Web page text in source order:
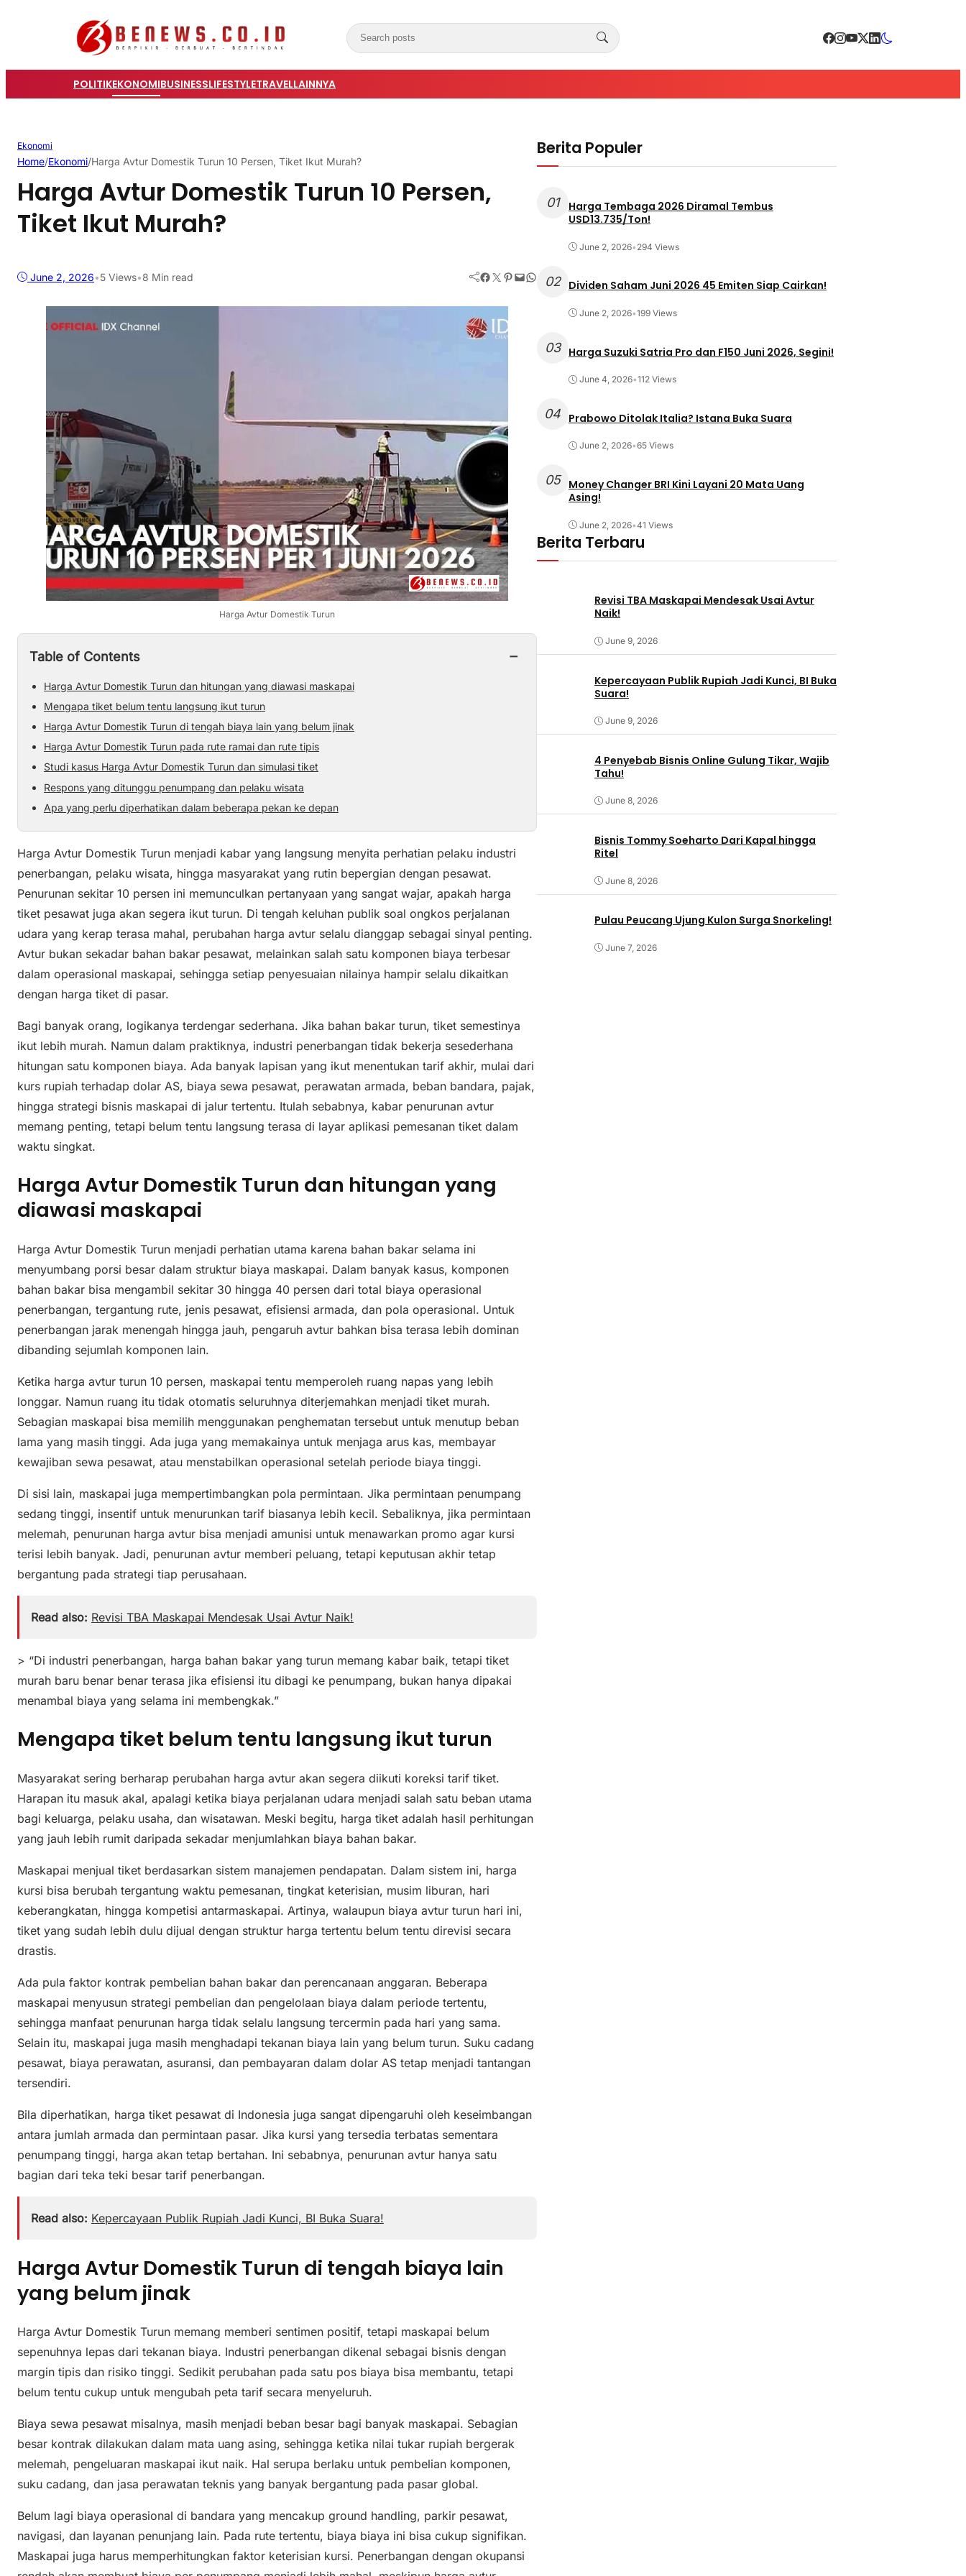
POLITIKEKONOMIBUSINESSLIFESTYLETRAVELLAINNYA
Ekonomi
Home/Ekonomi/Harga Avtur Domestik Turun 10 Persen, Tiket Ikut Murah?
Harga Avtur Domestik Turun 10 Persen,
Tiket Ikut Murah?
June 2, 2026•5 Views•8 Min read Facebook Twitter Pinterest Mail WhatsApp
Harga Avtur Domestik Turun
Table of Contents −
Harga Avtur Domestik Turun dan hitungan yang diawasi maskapai
Mengapa tiket belum tentu langsung ikut turun
Harga Avtur Domestik Turun di tengah biaya lain yang belum jinak
Harga Avtur Domestik Turun pada rute ramai dan rute tipis
Studi kasus Harga Avtur Domestik Turun dan simulasi tiket
Respons yang ditunggu penumpang dan pelaku wisata
Apa yang perlu diperhatikan dalam beberapa pekan ke depan
Harga Avtur Domestik Turun menjadi kabar yang langsung menyita perhatian pelaku industri
penerbangan, pelaku wisata, hingga masyarakat yang rutin bepergian dengan pesawat.
Penurunan sekitar 10 persen ini memunculkan pertanyaan yang sangat wajar, apakah harga
tiket pesawat juga akan segera ikut turun. Di tengah keluhan publik soal ongkos perjalanan
udara yang kerap terasa mahal, perubahan harga avtur selalu dianggap sebagai sinyal penting.
Avtur bukan sekadar bahan bakar pesawat, melainkan salah satu komponen biaya terbesar
dalam operasional maskapai, sehingga setiap penyesuaian nilainya hampir selalu dikaitkan
dengan harga tiket di pasar.
Bagi banyak orang, logikanya terdengar sederhana. Jika bahan bakar turun, tiket semestinya
ikut lebih murah. Namun dalam praktiknya, industri penerbangan tidak bekerja sesederhana
hitungan satu komponen biaya. Ada banyak lapisan yang ikut menentukan tarif akhir, mulai dari
kurs rupiah terhadap dolar AS, biaya sewa pesawat, perawatan armada, beban bandara, pajak,
hingga strategi bisnis maskapai di jalur tertentu. Itulah sebabnya, kabar penurunan avtur
memang penting, tetapi belum tentu langsung terasa di layar aplikasi pemesanan tiket dalam
waktu singkat.
Harga Avtur Domestik Turun dan hitungan yang
diawasi maskapai
Harga Avtur Domestik Turun menjadi perhatian utama karena bahan bakar selama ini
menyumbang porsi besar dalam struktur biaya maskapai. Dalam banyak kasus, komponen
bahan bakar bisa mengambil sekitar 30 hingga 40 persen dari total biaya operasional
penerbangan, tergantung rute, jenis pesawat, efisiensi armada, dan pola operasional. Untuk
penerbangan jarak menengah hingga jauh, pengaruh avtur bahkan bisa terasa lebih dominan
dibanding sejumlah komponen lain.
Ketika harga avtur turun 10 persen, maskapai tentu memperoleh ruang napas yang lebih
longgar. Namun ruang itu tidak otomatis seluruhnya diterjemahkan menjadi tiket murah.
Sebagian maskapai bisa memilih menggunakan penghematan tersebut untuk menutup beban
lama yang masih tinggi. Ada juga yang memakainya untuk menjaga arus kas, membayar
kewajiban sewa pesawat, atau menstabilkan operasional setelah periode biaya tinggi.
Di sisi lain, maskapai juga mempertimbangkan pola permintaan. Jika permintaan penumpang
sedang tinggi, insentif untuk menurunkan tarif biasanya lebih kecil. Sebaliknya, jika permintaan
melemah, penurunan harga avtur bisa menjadi amunisi untuk menawarkan promo agar kursi
terisi lebih banyak. Jadi, penurunan avtur memberi peluang, tetapi keputusan akhir tetap
bergantung pada strategi tiap perusahaan.
Read also: Revisi TBA Maskapai Mendesak Usai Avtur Naik!
> “Di industri penerbangan, harga bahan bakar yang turun memang kabar baik, tetapi tiket
murah baru benar benar terasa jika efisiensi itu dibagi ke penumpang, bukan hanya dipakai
menambal biaya yang selama ini membengkak.”
Mengapa tiket belum tentu langsung ikut turun
Masyarakat sering berharap perubahan harga avtur akan segera diikuti koreksi tarif tiket.
Harapan itu masuk akal, apalagi ketika biaya perjalanan udara menjadi salah satu beban utama
bagi keluarga, pelaku usaha, dan wisatawan. Meski begitu, harga tiket adalah hasil perhitungan
yang jauh lebih rumit daripada sekadar menjumlahkan biaya bahan bakar.
Maskapai menjual tiket berdasarkan sistem manajemen pendapatan. Dalam sistem ini, harga
kursi bisa berubah tergantung waktu pemesanan, tingkat keterisian, musim liburan, hari
keberangkatan, hingga kompetisi antarmaskapai. Artinya, walaupun biaya avtur turun hari ini,
tiket yang sudah lebih dulu dijual dengan struktur harga tertentu belum tentu direvisi secara
drastis.
Ada pula faktor kontrak pembelian bahan bakar dan perencanaan anggaran. Beberapa
maskapai menyusun strategi pembelian dan pengelolaan biaya dalam periode tertentu,
sehingga manfaat penurunan harga tidak selalu langsung tercermin pada hari yang sama.
Selain itu, maskapai juga masih menghadapi tekanan biaya lain yang belum turun. Suku cadang
pesawat, biaya perawatan, asuransi, dan pembayaran dalam dolar AS tetap menjadi tantangan
tersendiri.
Bila diperhatikan, harga tiket pesawat di Indonesia juga sangat dipengaruhi oleh keseimbangan
antara jumlah armada dan permintaan pasar. Jika kursi yang tersedia terbatas sementara
penumpang tinggi, harga akan tetap bertahan. Ini sebabnya, penurunan avtur hanya satu
bagian dari teka teki besar tarif penerbangan.
Read also: Kepercayaan Publik Rupiah Jadi Kunci, BI Buka Suara!
Harga Avtur Domestik Turun di tengah biaya lain
yang belum jinak
Harga Avtur Domestik Turun memang memberi sentimen positif, tetapi maskapai belum
sepenuhnya lepas dari tekanan biaya. Industri penerbangan dikenal sebagai bisnis dengan
margin tipis dan risiko tinggi. Sedikit perubahan pada satu pos biaya bisa membantu, tetapi
belum tentu cukup untuk mengubah peta tarif secara menyeluruh.
Biaya sewa pesawat misalnya, masih menjadi beban besar bagi banyak maskapai. Sebagian
besar kontrak dilakukan dalam mata uang asing, sehingga ketika nilai tukar rupiah bergerak
melemah, pengeluaran maskapai ikut naik. Hal serupa berlaku untuk pembelian komponen,
suku cadang, dan jasa perawatan teknis yang banyak bergantung pada pasar global.
Belum lagi biaya operasional di bandara yang mencakup ground handling, parkir pesawat,
navigasi, dan layanan penunjang lain. Pada rute tertentu, biaya biaya ini bisa cukup signifikan.
Maskapai juga harus memperhitungkan faktor keterisian kursi. Penerbangan dengan okupansi
Berita Populer
01
Harga Tembaga 2026 Diramal Tembus
USD13.735/Ton!
June 2, 2026• 294 Views
02 Dividen Saham Juni 2026 45 Emiten Siap Cairkan!
June 2, 2026•199 Views
03 Harga Suzuki Satria Pro dan F150 Juni 2026, Segini!
June 4, 2026•112 Views
04 Prabowo Ditolak Italia? Istana Buka Suara
June 2, 2026•65 Views
05
Money Changer BRI Kini Layani 20 Mata Uang
Asing!
June 2, 2026•41 Views
Berita Terbaru
Revisi TBA Maskapai Mendesak Usai Avtur
Naik!
June 9, 2026
Kepercayaan Publik Rupiah Jadi Kunci, BI Buka
Suara!
June 9, 2026
4 Penyebab Bisnis Online Gulung Tikar, Wajib
Tahu!
June 8, 2026
Bisnis Tommy Soeharto Dari Kapal hingga
Ritel
June 8, 2026
Pulau Peucang Ujung Kulon Surga Snorkeling!
June 7, 2026